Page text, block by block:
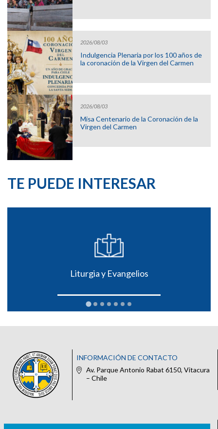
2026/08/03
Indulgencia Plenaria por los 100 años de
la coronación de la Virgen del Carmen
2026/08/03
Misa Centenario de la Coronación de la
Virgen del Carmen
TE PUEDE INTERESAR
Liturgia y Evangelios
INFORMACIÓN DE CONTACTO
Av. Parque Antonio Rabat 6150, Vitacura
– Chile